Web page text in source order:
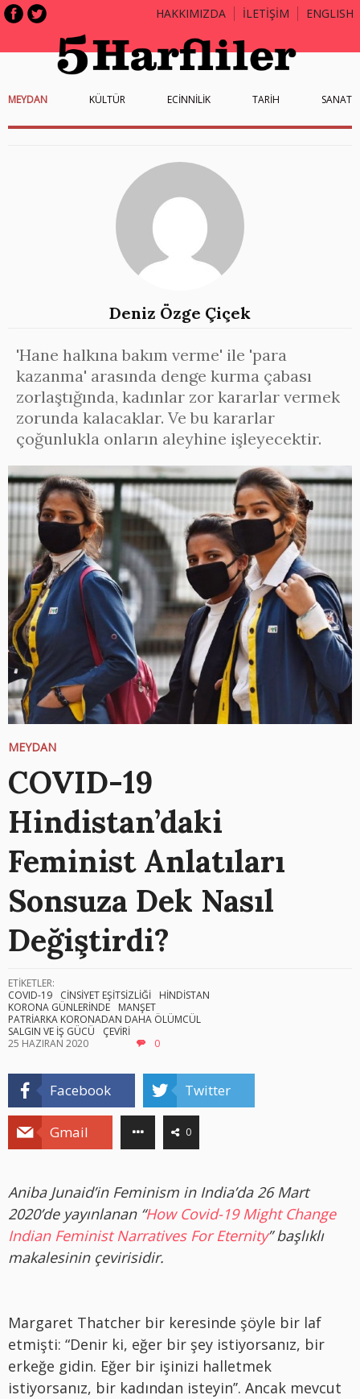
HAKKIMIZDA İLETİŞİM ENGLISH
MEYDAN KÜLTÜR ECİNNİLİK TARİH SANAT
Deniz Özge Çiçek
'Hane halkına bakım verme' ile 'para
kazanma' arasında denge kurma çabası
zorlaştığında, kadınlar zor kararlar vermek
zorunda kalacaklar. Ve bu kararlar
çoğunlukla onların aleyhine işleyecektir.
MEYDAN
COVID-19
Hindistan’daki
Feminist Anlatıları
Sonsuza Dek Nasıl
Değiştirdi?
ETİKETLER:
COVID-19
CİNSİYET EŞİTSİZLİĞİ
HİNDİSTAN
KORONA GÜNLERİNDE
MANŞET
PATRİARKA KORONADAN DAHA ÖLÜMCÜL
SALGIN VE İŞ GÜCÜ
ÇEVİRİ
25 HAZIRAN 2020
0
Facebook Twitter
Gmail 0
Aniba Junaid’in Feminism in India’da 26 Mart
2020’de yayınlanan “How Covid-19 Might Change
Indian Feminist Narratives For Eternity” başlıklı
makalesinin çevirisidir.
Margaret Thatcher bir keresinde şöyle bir laf
etmişti: “Denir ki, eğer bir şey istiyorsanız, bir
erkeğe gidin. Eğer bir işinizi halletmek
istiyorsanız, bir kadından isteyin’’. Ancak mevcut